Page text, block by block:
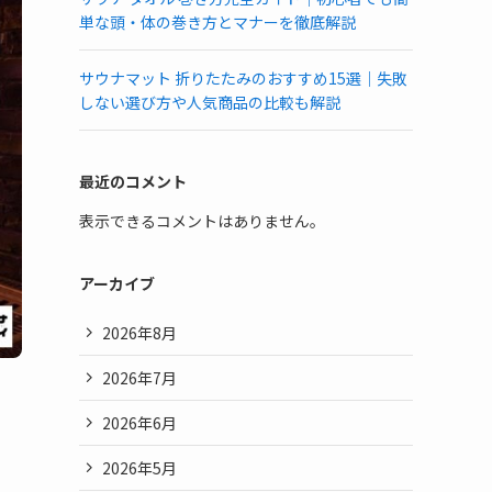
単な頭・体の巻き方とマナーを徹底解説
サウナマット 折りたたみのおすすめ15選｜失敗
しない選び方や人気商品の比較も解説
最近のコメント
表示できるコメントはありません。
アーカイブ
2026年8月
2026年7月
2026年6月
2026年5月